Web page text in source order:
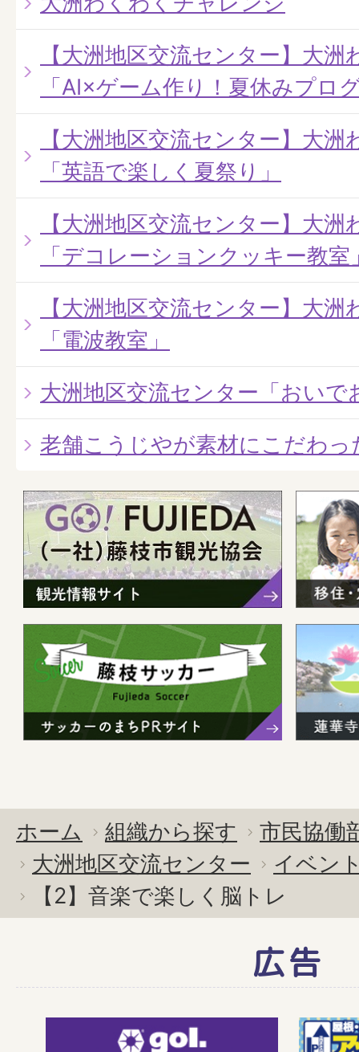
【大洲地区交流センター】大
「AI×ゲーム作り！夏休みプロ
【大洲地区交流センター】大
「英語で楽しく夏祭り」
【大洲地区交流センター】大
「デコレーションクッキー教室
【大洲地区交流センター】大
「電波教室」
大洲地区交流センター「おいで
老舗こうじやが素材にこだわ
ホーム 組織から探す
市民協働
大洲地区交流センター
イベン
【2】音楽で楽しく脳トレ
広告